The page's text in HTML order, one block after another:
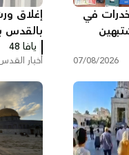
كغم مخدرات في
07/08/2026
إغلاق
تصاريح
يافا 48
أخبار